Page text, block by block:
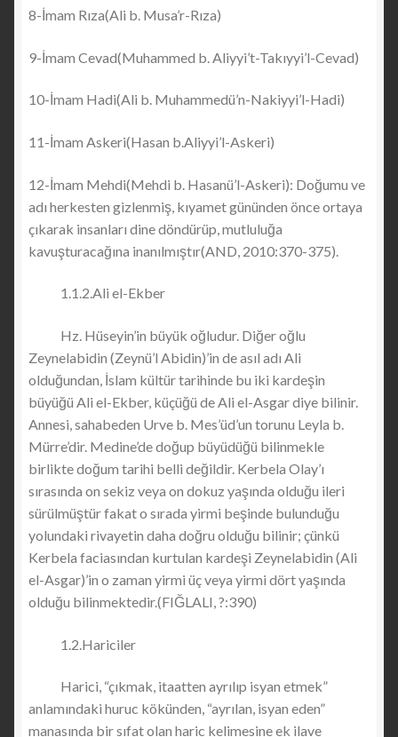
8-İmam Rıza(Ali b. Musa’r-Rıza)
9-İmam Cevad(Muhammed b. Aliyyi’t-Takıyyi’l-Cevad)
10-İmam Hadi(Ali b. Muhammedü’n-Nakiyyi’l-Hadi)
11-İmam Askeri(Hasan b.Aliyyi’l-Askeri)
12-İmam Mehdi(Mehdi b. Hasanü’l-Askeri): Doğumu ve
adı herkesten gizlenmiş, kıyamet gününden önce ortaya
çıkarak insanları dine döndürüp, mutluluğa
kavuşturacağına inanılmıştır(AND, 2010:370-375).
1.1.2.Ali el-Ekber
Hz. Hüseyin’in büyük oğludur. Diğer oğlu
Zeynelabidin (Zeynü’l Abidin)’in de asıl adı Ali
olduğundan, İslam kültür tarihinde bu iki kardeşin
büyüğü Ali el-Ekber, küçüğü de Ali el-Asgar diye bilinir.
Annesi, sahabeden Urve b. Mes’üd’un torunu Leyla b.
Mürre’dir. Medine’de doğup büyüdüğü bilinmekle
birlikte doğum tarihi belli değildir. Kerbela Olay’ı
sırasında on sekiz veya on dokuz yaşında olduğu ileri
sürülmüştür fakat o sırada yirmi beşinde bulunduğu
yolundaki rivayetin daha doğru olduğu bilinir; çünkü
Kerbela faciasından kurtulan kardeşi Zeynelabidin (Ali
el-Asgar)’in o zaman yirmi üç veya yirmi dört yaşında
olduğu bilinmektedir.(FIĞLALI, ?:390)
1.2.Hariciler
Harici, “çıkmak, itaatten ayrılıp isyan etmek”
anlamındaki huruc kökünden, “ayrılan, isyan eden”
manasında bir sıfat olan haric kelimesine ek ilave